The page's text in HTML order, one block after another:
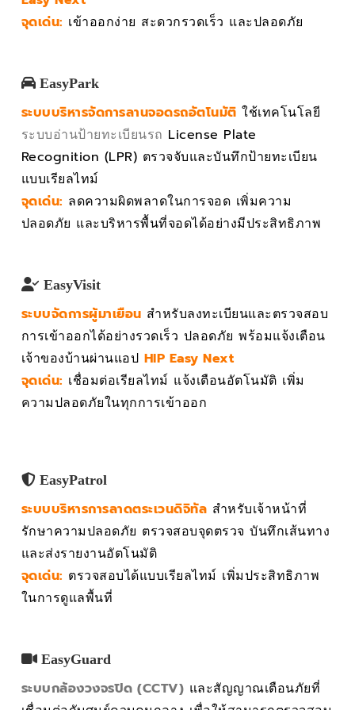
จุดเด่น: เข้าออกง่าย สะดวกรวดเร็ว และปลอดภัย
EasyPark
ระบบบริหารจัดการลานจอดรถอัตโนมัติ ใช้เทคโนโลยี
ระบบอ่านป้ายทะเบียนรถ License Plate
Recognition (LPR) ตรวจจับและบันทึกป้ายทะเบียน
แบบเรียลไทม์
จุดเด่น: ลดความผิดพลาดในการจอด เพิ่มความ
ปลอดภัย และบริหารพื้นที่จอดได้อย่างมีประสิทธิภาพ
EasyVisit
ระบบจัดการผู้มาเยือน สำหรับลงทะเบียนและตรวจสอบ
การเข้าออกได้อย่างรวดเร็ว ปลอดภัย พร้อมแจ้งเตือน
เจ้าของบ้านผ่านแอป HIP Easy Next
จุดเด่น: เชื่อมต่อเรียลไทม์ แจ้งเตือนอัตโนมัติ เพิ่ม
ความปลอดภัยในทุกการเข้าออก
EasyPatrol
ระบบบริหารการลาดตระเวนดิจิทัล สำหรับเจ้าหน้าที่
รักษาความปลอดภัย ตรวจสอบจุดตรวจ บันทึกเส้นทาง
และส่งรายงานอัตโนมัติ
จุดเด่น: ตรวจสอบได้แบบเรียลไทม์ เพิ่มประสิทธิภาพ
ในการดูแลพื้นที่
EasyGuard
ระบบกล้องวงจรปิด (CCTV) และสัญญาณเตือนภัยที่